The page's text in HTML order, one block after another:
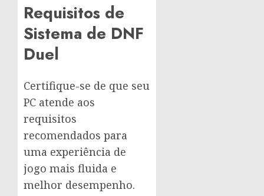
Requisitos de
Sistema de DNF
Duel
Certifique-se de que seu
PC atende aos
requisitos
recomendados para
uma experiência de
jogo mais fluida e
melhor desempenho.